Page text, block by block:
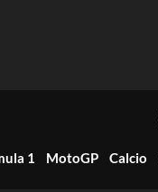
1 MotoGP Calcio